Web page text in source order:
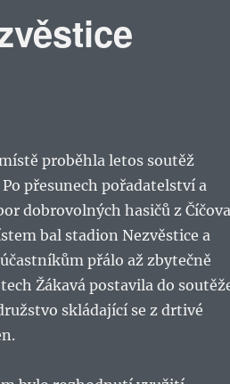
proběhla letos soutěž
přesunech pořadatelství a
dobrovolných hasičů z
bal stadion Nezvěstice a
přálo až zbytečně
Žákavá postavila do
skládající se z drtivé